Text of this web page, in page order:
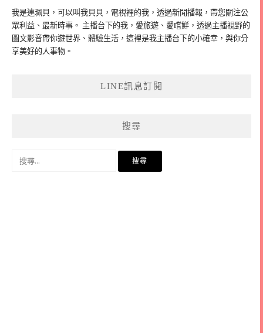
我是連珮貝，可以叫我貝貝，電視裡的我，透過新聞播報，帶您關注公
眾利益、最新時事。 主播台下的我，愛旅遊、愛嚐鮮，透過主播視野的
圖文影音帶你遊世界、體驗生活，這裡是我主播台下的小確幸，與你分
享美好的人事物。
LINE訊息訂閱
搜尋